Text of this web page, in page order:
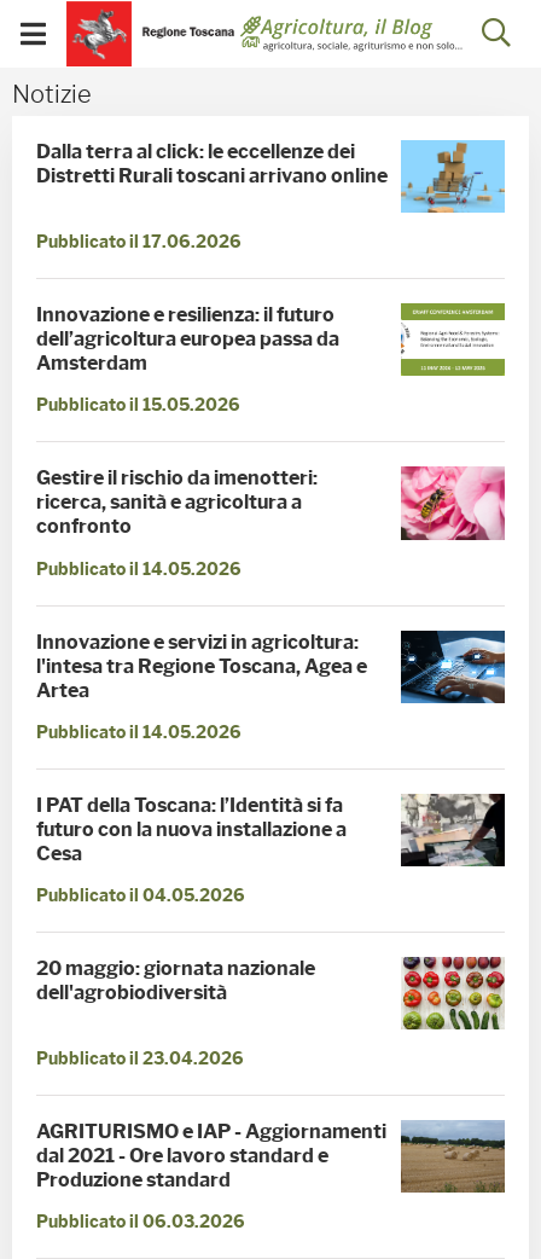
Skip to Main Content
Visualizza/chiudi
menu
mobile
Notizie - Blog
Notizie
Dalla terra al click: le eccellenze dei
Distretti Rurali toscani arrivano online
Pubblicato il 17.06.2026
Innovazione e resilienza: il futuro
dell’agricoltura europea passa da
Amsterdam
Pubblicato il 15.05.2026
Gestire il rischio da imenotteri:
ricerca, sanità e agricoltura a
confronto
Pubblicato il 14.05.2026
Innovazione e servizi in agricoltura:
l'intesa tra Regione Toscana, Agea e
Artea
Pubblicato il 14.05.2026
I PAT della Toscana: l’Identità si fa
futuro con la nuova installazione a
Cesa
Pubblicato il 04.05.2026
20 maggio: giornata nazionale
dell'agrobiodiversità
Pubblicato il 23.04.2026
AGRITURISMO e IAP - Aggiornamenti
dal 2021 - Ore lavoro standard e
Produzione standard
Pubblicato il 06.03.2026